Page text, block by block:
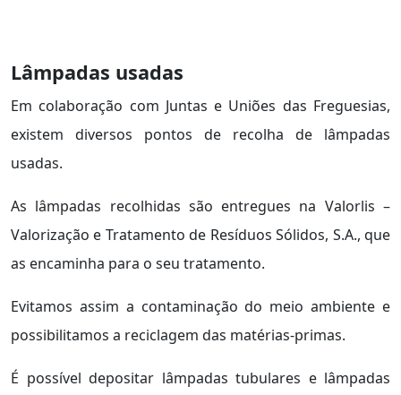
Lâmpadas usadas
Em colaboração com Juntas e Uniões das Freguesias,
existem diversos pontos de recolha de lâmpadas
usadas.
As lâmpadas recolhidas são entregues na Valorlis –
Valorização e Tratamento de Resíduos Sólidos, S.A., que
as encaminha para o seu tratamento.
Evitamos assim a contaminação do meio ambiente e
possibilitamos a reciclagem das matérias-primas.
É possível depositar lâmpadas tubulares e lâmpadas